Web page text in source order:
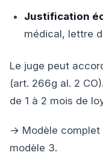
Justification
médical, lettre
Le juge peut
(art. 266g al. 2
de 1 à 2 mois de
→ Modèle complet
modèle 3.